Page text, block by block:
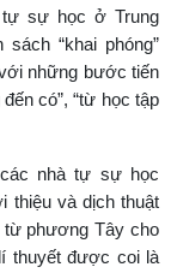
tự sự học ở Trung
“khai phóng”
những bước tiến
có”, “từ học tập
nhà tự sự học
thiệu và dịch thuật
phương Tây cho
thuyết được coi là